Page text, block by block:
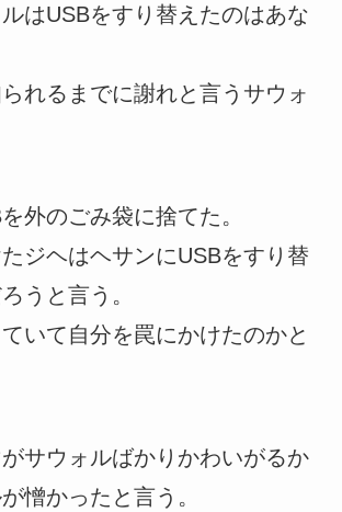
はUSBをすり替えたのはあな
れるまでに謝れと言うサウォ
外のごみ袋に捨てた。
ジヘはヘサンにUSBをすり替
うと言う。
いて自分を罠にかけたのかと
サウォルばかりかわいがるか
憎かったと言う。